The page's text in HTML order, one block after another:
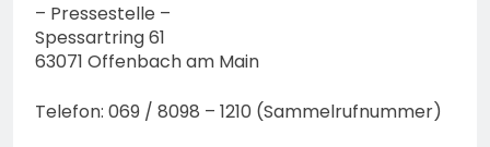
– Pressestelle –
Spessartring 61
63071 Offenbach am Main
Telefon: 069 / 8098 – 1210 (Sammelrufnummer)